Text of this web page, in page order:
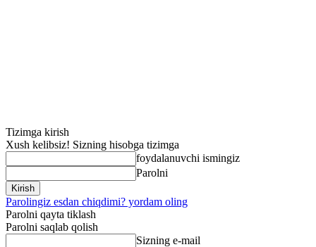
Tizimga kirish
Xush kelibsiz! Sizning hisobga tizimga
foydalanuvchi ismingiz
Parolni
Parolingiz esdan chiqdimi? yordam oling
Parolni qayta tiklash
Parolni saqlab qolish
Sizning e-mail